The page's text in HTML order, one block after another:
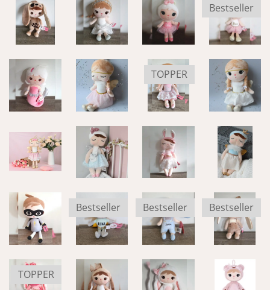
Bestseller
TOPPER
Bestseller Bestseller Bestseller
TOPPER